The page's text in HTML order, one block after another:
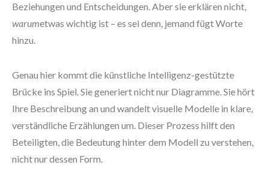
Beziehungen und Entscheidungen. Aber sie erklären nicht,
warumetwas wichtig ist – es sei denn, jemand fügt Worte
hinzu.
Genau hier kommt die künstliche Intelligenz-gestützte
Brücke ins Spiel. Sie generiert nicht nur Diagramme. Sie hört
Ihre Beschreibung an und wandelt visuelle Modelle in klare,
verständliche Erzählungen um. Dieser Prozess hilft den
Beteiligten, die Bedeutung hinter dem Modell zu verstehen,
nicht nur dessen Form.